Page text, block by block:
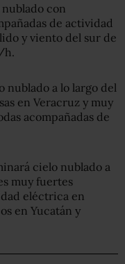
con
de actividad
y viento del sur de
h.
nublado a lo largo del
en Veracruz y muy
acompañadas de
cielo nublado a
muy fuertes
eléctrica en
en Yucatán y